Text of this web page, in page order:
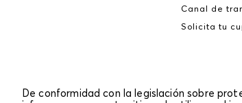
Canal de
Solicita tu
De conformidad con la legislación sobre